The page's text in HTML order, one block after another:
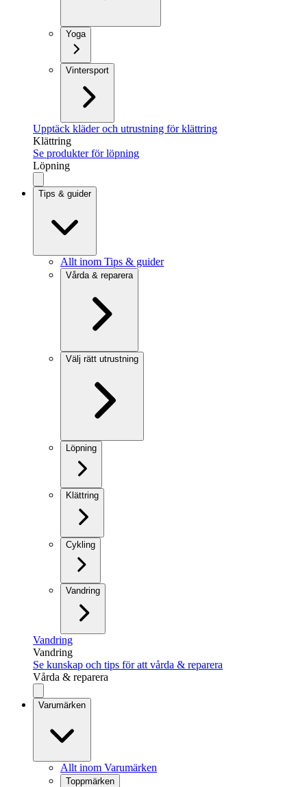
Yoga
Vintersport
Upptäck kläder och utrustning för klättring
Klättring
Se produkter för löpning
Löpning
Tips & guider
Allt inom Tips & guider
Vårda & reparera
Välj rätt utrustning
Löpning
Klättring
Cykling
Vandring
Vandring
Vandring
Se kunskap och tips för att vårda & reparera
Vårda & reparera
Varumärken
Allt inom Varumärken
Toppmärken